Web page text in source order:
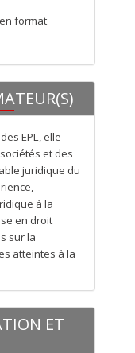
format
EPL, elle
et des
juridique du
à la
en droit
sur la
atteintes à la
ET